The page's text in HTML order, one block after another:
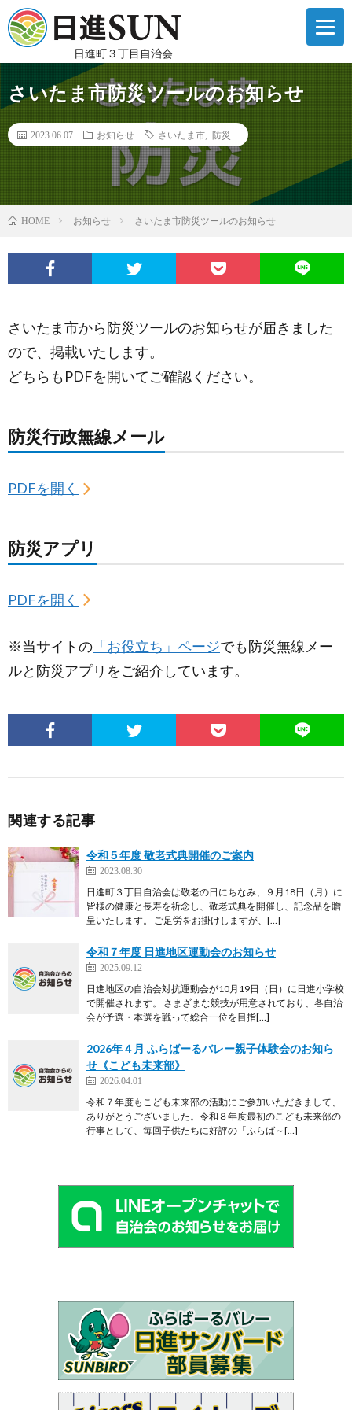
日進町３丁目自治会
さいたま市防災ツールのお知らせ
2023.06.07 お知らせ さいたま市 防災
HOME お知らせ さいたま市防災ツールのお知らせ
さいたま市から防災ツールのお知らせが届きました
ので、掲載いたします。
どちらもPDFを開いてご確認ください。
防災行政無線メール
PDFを開く
防災アプリ
PDFを開く
※当サイトの 「お役立ち」ページでも防災無線メー
ルと防災アプリをご紹介しています。
関連する記事
令和５年度 敬老式典開催のご案内
2023.08.30
日進町３丁目自治会は敬老の日にちなみ、９月18日（月）に
皆様の健康と長寿を祈念し、敬老式典を開催し、記念品を贈
呈いたします。 ご足労をお掛けしますが、[…]
令和７年度 日進地区運動会のお知らせ
2025.09.12
日進地区の自治会対抗運動会が10月19日（日）に日進小学校
で開催されます。 さまざまな競技が用意されており、各自治
会が予選・本選を戦って総合一位を目指[…]
2026年４月 ふらばーるバレー親子体験会のお知ら
せ《こども未来部》
2026.04.01
令和７年度もこども未来部の活動にご参加いただきまして、
ありがとうございました。令和８年度最初のこども未来部の
行事として、毎回子供たちに好評の「ふらば～[…]